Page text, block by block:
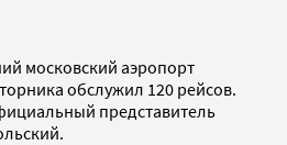
московский аэропорт
обслужил 120 рейсов.
представитель